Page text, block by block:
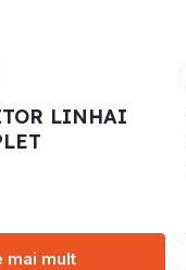
LINHAI
mai mult